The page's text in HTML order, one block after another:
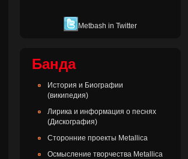
Metbash in Twitter
Банда
История и Биографии
(википедия)
Лирика и информация о песнях
(Дискография)
Сторонние проекты Metallica
Осмысление творчества Metallica